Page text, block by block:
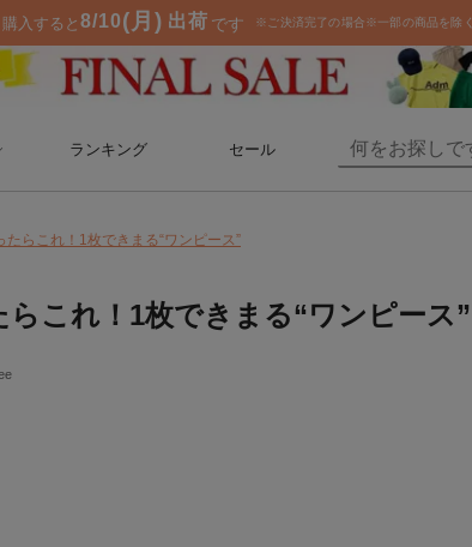
ランキング セール
たらこれ！1枚できまる“ワンピース”
らこれ！1枚できまる“ワンピース”